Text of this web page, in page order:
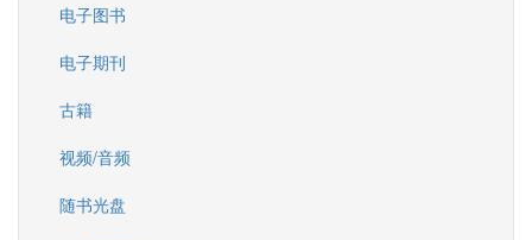
电子图书
电子期刊
古籍
视频/音频
随书光盘